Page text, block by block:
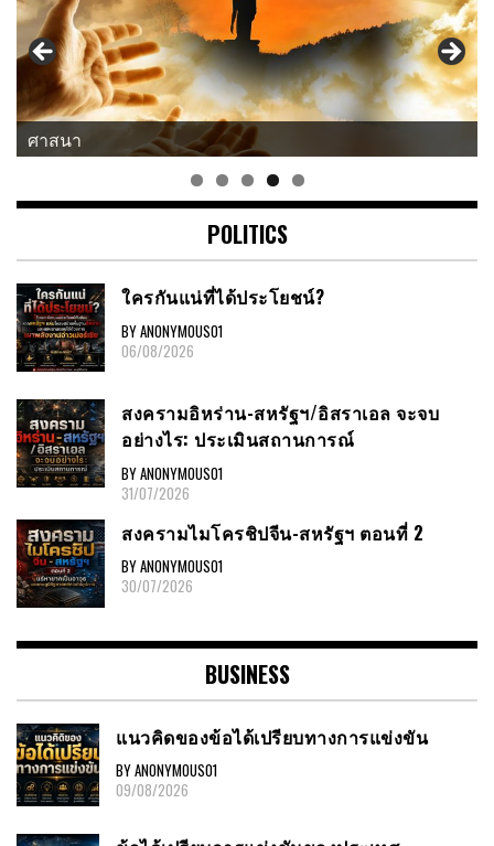
ศาสนา
POLITICS
ใครกันแน่ที่ได้ประโยชน์?
BY ANONYMOUS01
06/08/2026
สงครามอิหร่าน-สหรัฐฯ/อิสราเอล จะจบ
อย่างไร: ประเมินสถานการณ์
BY ANONYMOUS01
31/07/2026
สงครามไมโครชิปจีน-สหรัฐฯ ตอนที่ 2
BY ANONYMOUS01
30/07/2026
BUSINESS
แนวคิดของข้อได้เปรียบทางการแข่งขัน
BY ANONYMOUS01
09/08/2026